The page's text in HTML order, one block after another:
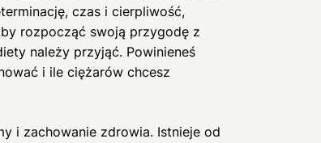
czas i cierpliwość,
rozpocząć swoją przygodę z
należy przyjąć. Powinieneś
i ile ciężarów chcesz
i zachowanie zdrowia. Istnieje od